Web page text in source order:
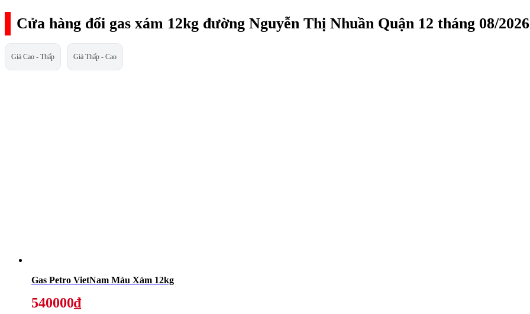
Cửa hàng đổi gas xám 12kg đường Nguyễn Thị Nhuần Quận 12 tháng 08/2026
Giá Cao - Thấp Giá Thấp - Cao
Gas Petro VietNam Màu Xám 12kg
540000₫